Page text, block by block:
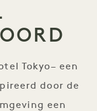
Tokyo– een
door de
een